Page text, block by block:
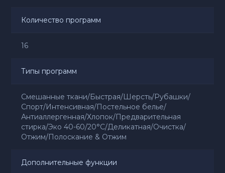
Количество программ
16
Типы программ
Смешанные ткани/Быстрая/Шерсть/Рубашки/
Спорт/Интенсивная/Постельное белье/
Антиаллергенная/Хлопок/Предварительная
стирка/Эко 40-60/20°C/Деликатная/Очистка/
Отжим/Полоскание & Отжим
Дополнительные функции